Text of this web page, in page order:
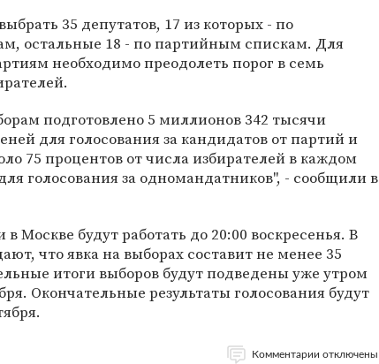
35 депутатов, 17 из которых - по
остальные 18 - по партийным спискам. Для
необходимо преодолеть порог в семь
подготовлено 5 миллионов 342 тысячи
для голосования за кандидатов от партий и
75 процентов от числа избирателей в каждом
голосования за одномандатников", - сообщили в
Москве будут работать до 20:00 воскресенья. В
что явка на выборах составит не менее 35
итоги выборов будут подведены уже утром
Окончательные результаты голосования будут
Комментарии отключены